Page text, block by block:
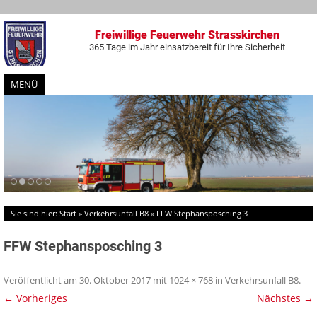
Freiwillige Feuerwehr Strasskirchen
365 Tage im Jahr einsatzbereit für Ihre Sicherheit
MENÜ
Zum
Inhalt
springen
Sie sind hier: Start » Verkehrsunfall B8 » FFW Stephansposching 3
FFW Stephansposching 3
Veröffentlicht am 30. Oktober 2017 mit 1024 × 768 in Verkehrsunfall B8.
← Vorheriges Nächstes →